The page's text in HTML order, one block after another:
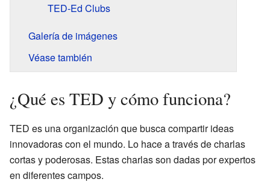
TED-Ed Clubs
Galería de imágenes
Véase también
¿Qué es TED y cómo funciona?
TED es una organización que busca compartir ideas
innovadoras con el mundo. Lo hace a través de charlas
cortas y poderosas. Estas charlas son dadas por expertos
en diferentes campos.